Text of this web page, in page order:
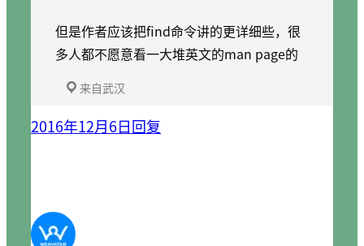
但是作者应该把find命令讲的更详细些，很
多人都不愿意看一大堆英文的man page的
来自武汉
2016年12月6日回复